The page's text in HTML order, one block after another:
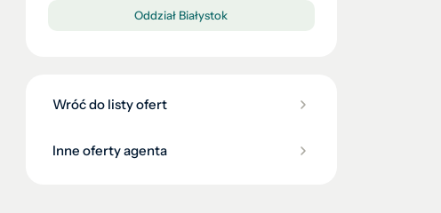
Oddział Białystok
Wróć do listy ofert
Inne oferty agenta